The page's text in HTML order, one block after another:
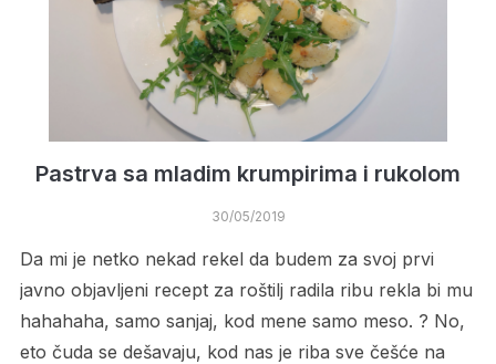
Pastrva sa mladim krumpirima i rukolom
30/05/2019
Da mi je netko nekad rekel da budem za svoj prvi
javno objavljeni recept za roštilj radila ribu rekla bi mu
hahahaha, samo sanjaj, kod mene samo meso. ? No,
eto čuda se dešavaju, kod nas je riba sve češće na